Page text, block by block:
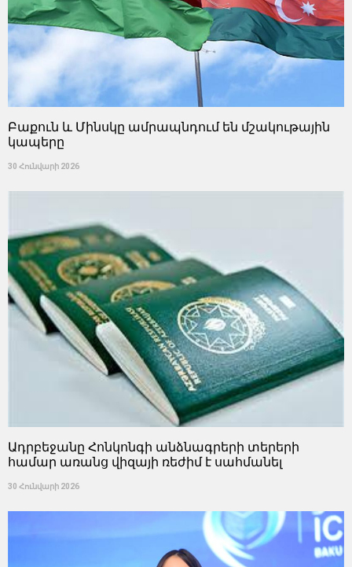
Բաքուն և Մինսկը ամրապնդում են մշակութային
կապերը
30 Հունվարի 2026
Ադրբեջանը Հոնկոնգի անձնագրերի տերերի
համար առանց վիզայի ռեժիմ է սահմանել
30 Հունվարի 2026